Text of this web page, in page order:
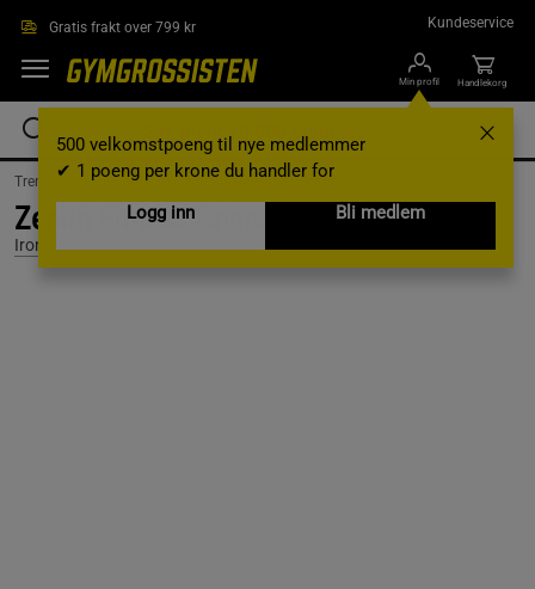
Gratis frakt over 799 kr Kundeservice
Min profil
500 velkomstpoeng til nye medlemmer
✔ 1 poeng per krone du handler for
Logg inn
Bli medlem
Handlekorg
Treningsutstyr & tilbehør /Hjemmetrening /Grepstrening
Zenith Fitness Gripper #1
IronMind